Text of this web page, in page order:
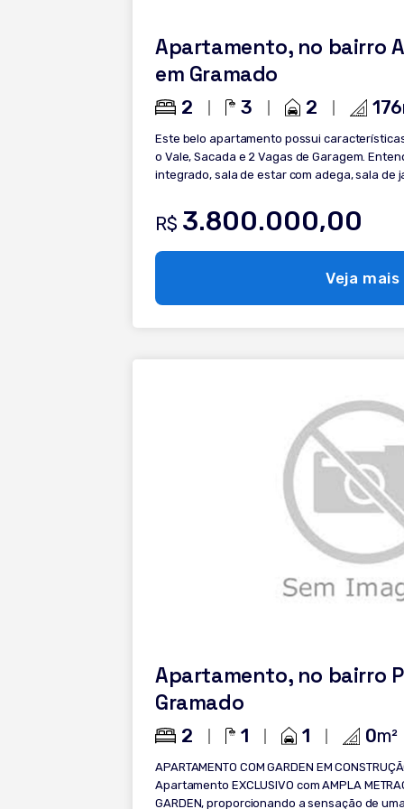
Apartamento, no bairro
em Gramado
2 3 2 176
Este belo apartamento possui
o Vale, Sacada e 2 Vagas de Garagem.
integrado, sala de estar com adega, sala de
totalmente pela renomada Sierra Móveis,
funcionalidade sem abrir mão do luxo. No
R$ 3.800.000,00
Veja mais
Apartamento, no bairro
Gramado
2 1 1 0m²
APARTAMENTO COM GARDEN EM
Apartamento EXCLUSIVO com AMPLA
GARDEN, proporcionando a sensação de